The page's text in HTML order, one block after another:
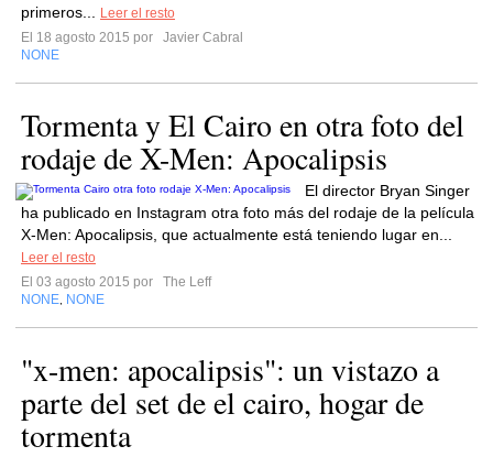
primeros...
Leer el resto
El 18 agosto 2015 por
Javier Cabral
NONE
Tormenta y El Cairo en otra foto del
rodaje de X-Men: Apocalipsis
El director Bryan Singer
ha publicado en Instagram otra foto más del rodaje de la película
X-Men: Apocalipsis, que actualmente está teniendo lugar en...
Leer el resto
El 03 agosto 2015 por
The Leff
NONE NONE
"x-men: apocalipsis": un vistazo a
parte del set de el cairo, hogar de
tormenta